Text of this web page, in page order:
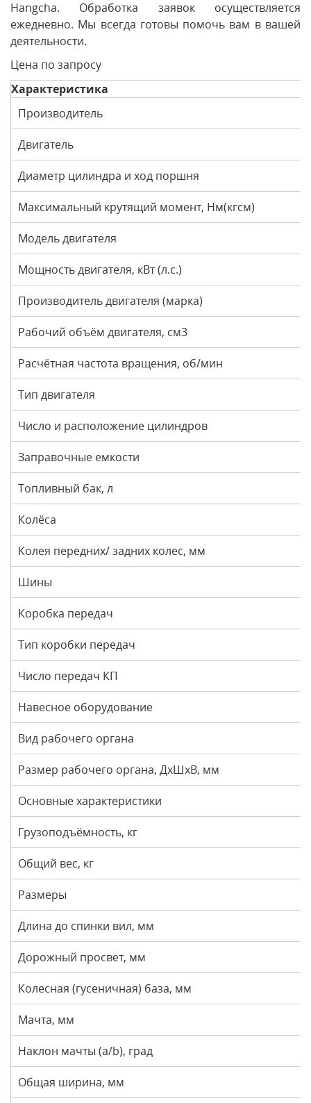
Hangcha. Обработка заявок осуществляется
ежедневно. Мы всегда готовы помочь вам в вашей
деятельности.
Цена по запросу
Характеристика
Производитель
Двигатель
Диаметр цилиндра и ход поршня
Максимальный крутящий момент, Нм(кгсм)
Модель двигателя
Мощность двигателя, кВт (л.с.)
Производитель двигателя (марка)
Рабочий объём двигателя, см3
Расчётная частота вращения, об/мин
Тип двигателя
Число и расположение цилиндров
Заправочные емкости
Топливный бак, л
Колёса
Колея передних/ задних колес, мм
Шины
Коробка передач
Тип коробки передач
Число передач КП
Навесное оборудование
Вид рабочего органа
Размер рабочего органа, ДхШхВ, мм
Основные характеристики
Грузоподъёмность, кг
Общий вес, кг
Размеры
Длина до спинки вил, мм
Дорожный просвет, мм
Колесная (гусеничная) база, мм
Мачта, мм
Наклон мачты (a/b), град
Общая ширина, мм